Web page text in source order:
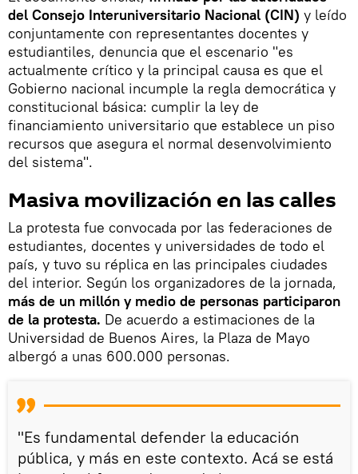
del Consejo Interuniversitario Nacional (CIN) y leído
conjuntamente con representantes docentes y
estudiantiles, denuncia que el escenario "es
actualmente crítico y la principal causa es que el
Gobierno nacional incumple la regla democrática y
constitucional básica: cumplir la ley de
financiamiento universitario que establece un piso
recursos que asegura el normal desenvolvimiento
del sistema".
Masiva movilización en las calles
La protesta fue convocada por las federaciones de
estudiantes, docentes y universidades de todo el
país, y tuvo su réplica en las principales ciudades
del interior. Según los organizadores de la jornada,
más de un millón y medio de personas participaron
de la protesta. De acuerdo a estimaciones de la
Universidad de Buenos Aires, la Plaza de Mayo
albergó a unas 600.000 personas.
"Es fundamental defender la educación
pública, y más en este contexto. Acá se está